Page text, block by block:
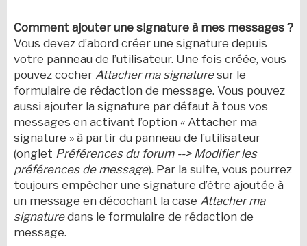
Comment ajouter une signature à mes messages ?
Vous devez d’abord créer une signature depuis
votre panneau de l’utilisateur. Une fois créée, vous
pouvez cocher Attacher ma signaturesur le
formulaire de rédaction de message. Vous pouvez
aussi ajouter la signature par défaut à tous vos
messages en activant l’option « Attacher ma
signature » à partir du panneau de l’utilisateur
(onglet Préférences du forum --> Modifier les
préférences de message). Par la suite, vous pourrez
toujours empêcher une signature d’être ajoutée à
un message en décochant la case Attacher ma
signaturedans le formulaire de rédaction de
message.